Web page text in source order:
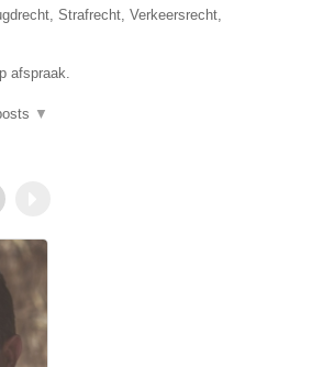
Strafrecht, Verkeersrecht,
afspraak.
▼